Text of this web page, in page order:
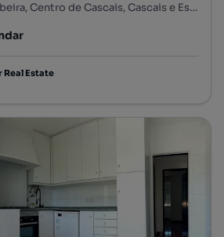
Rua Nova da Alfarrobeira, Centro de Cascais, Cascais e Estoril, Cascais, Lisboa
Real Estate